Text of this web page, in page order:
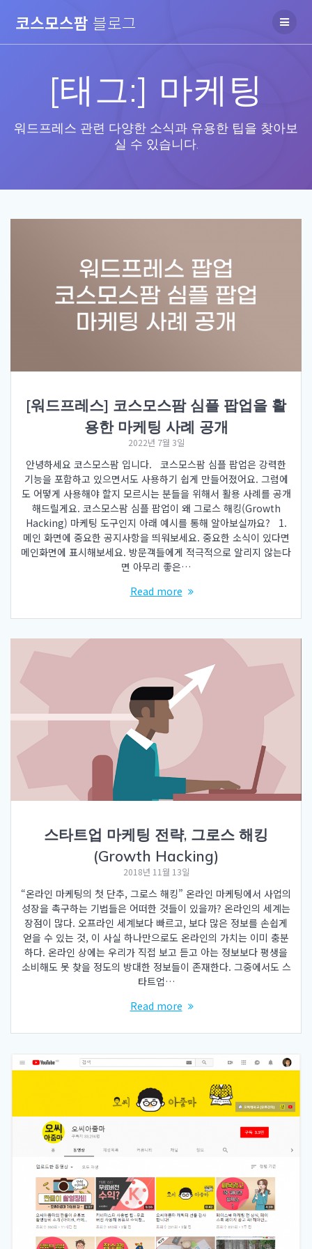
코스모스팜 블로그
[태그:] 마케팅
워드프레스 관련 다양한 소식과 유용한 팁을 찾아보
실 수 있습니다.
[워드프레스] 코스모스팜 심플 팝업을 활
용한 마케팅 사례 공개
2022년 7월 3일
안녕하세요 코스모스팜 입니다. 코스모스팜 심플 팝업은 강력한
기능을 포함하고 있으면서도 사용하기 쉽게 만들어졌어요. 그럼에
도 어떻게 사용해야 할지 모르시는 분들을 위해서 활용 사례를 공개
해드릴게요. 코스모스팜 심플 팝업이 왜 그로스 해킹(Growth
Hacking) 마케팅 도구인지 아래 예시를 통해 알아보실까요? 1.
메인 화면에 중요한 공지사항을 띄워보세요. 중요한 소식이 있다면
메인화면에 표시해보세요. 방문객들에게 적극적으로 알리지 않는다
면 아무리 좋은…
Read more
스타트업 마케팅 전략, 그로스 해킹
(Growth Hacking)
2018년 11월 13일
“온라인 마케팅의 첫 단추, 그로스 해킹” 온라인 마케팅에서 사업의
성장을 촉구하는 기법들은 어떠한 것들이 있을까? 온라인의 세계는
장점이 많다. 오프라인 세계보다 빠르고, 보다 많은 정보를 손쉽게
얻을 수 있는 것, 이 사실 하나만으로도 온라인의 가치는 이미 충분
하다. 온라인 상에는 우리가 직접 보고 듣고 아는 정보보다 평생을
소비해도 못 찾을 정도의 방대한 정보들이 존재한다. 그중에서도 스
타트업…
Read more